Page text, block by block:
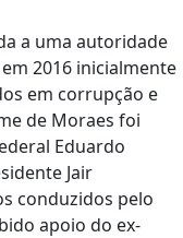
a uma autoridade
2016 inicialmente
em corrupção e
de Moraes foi
Eduardo
Jair
conduzidos pelo
apoio do ex-